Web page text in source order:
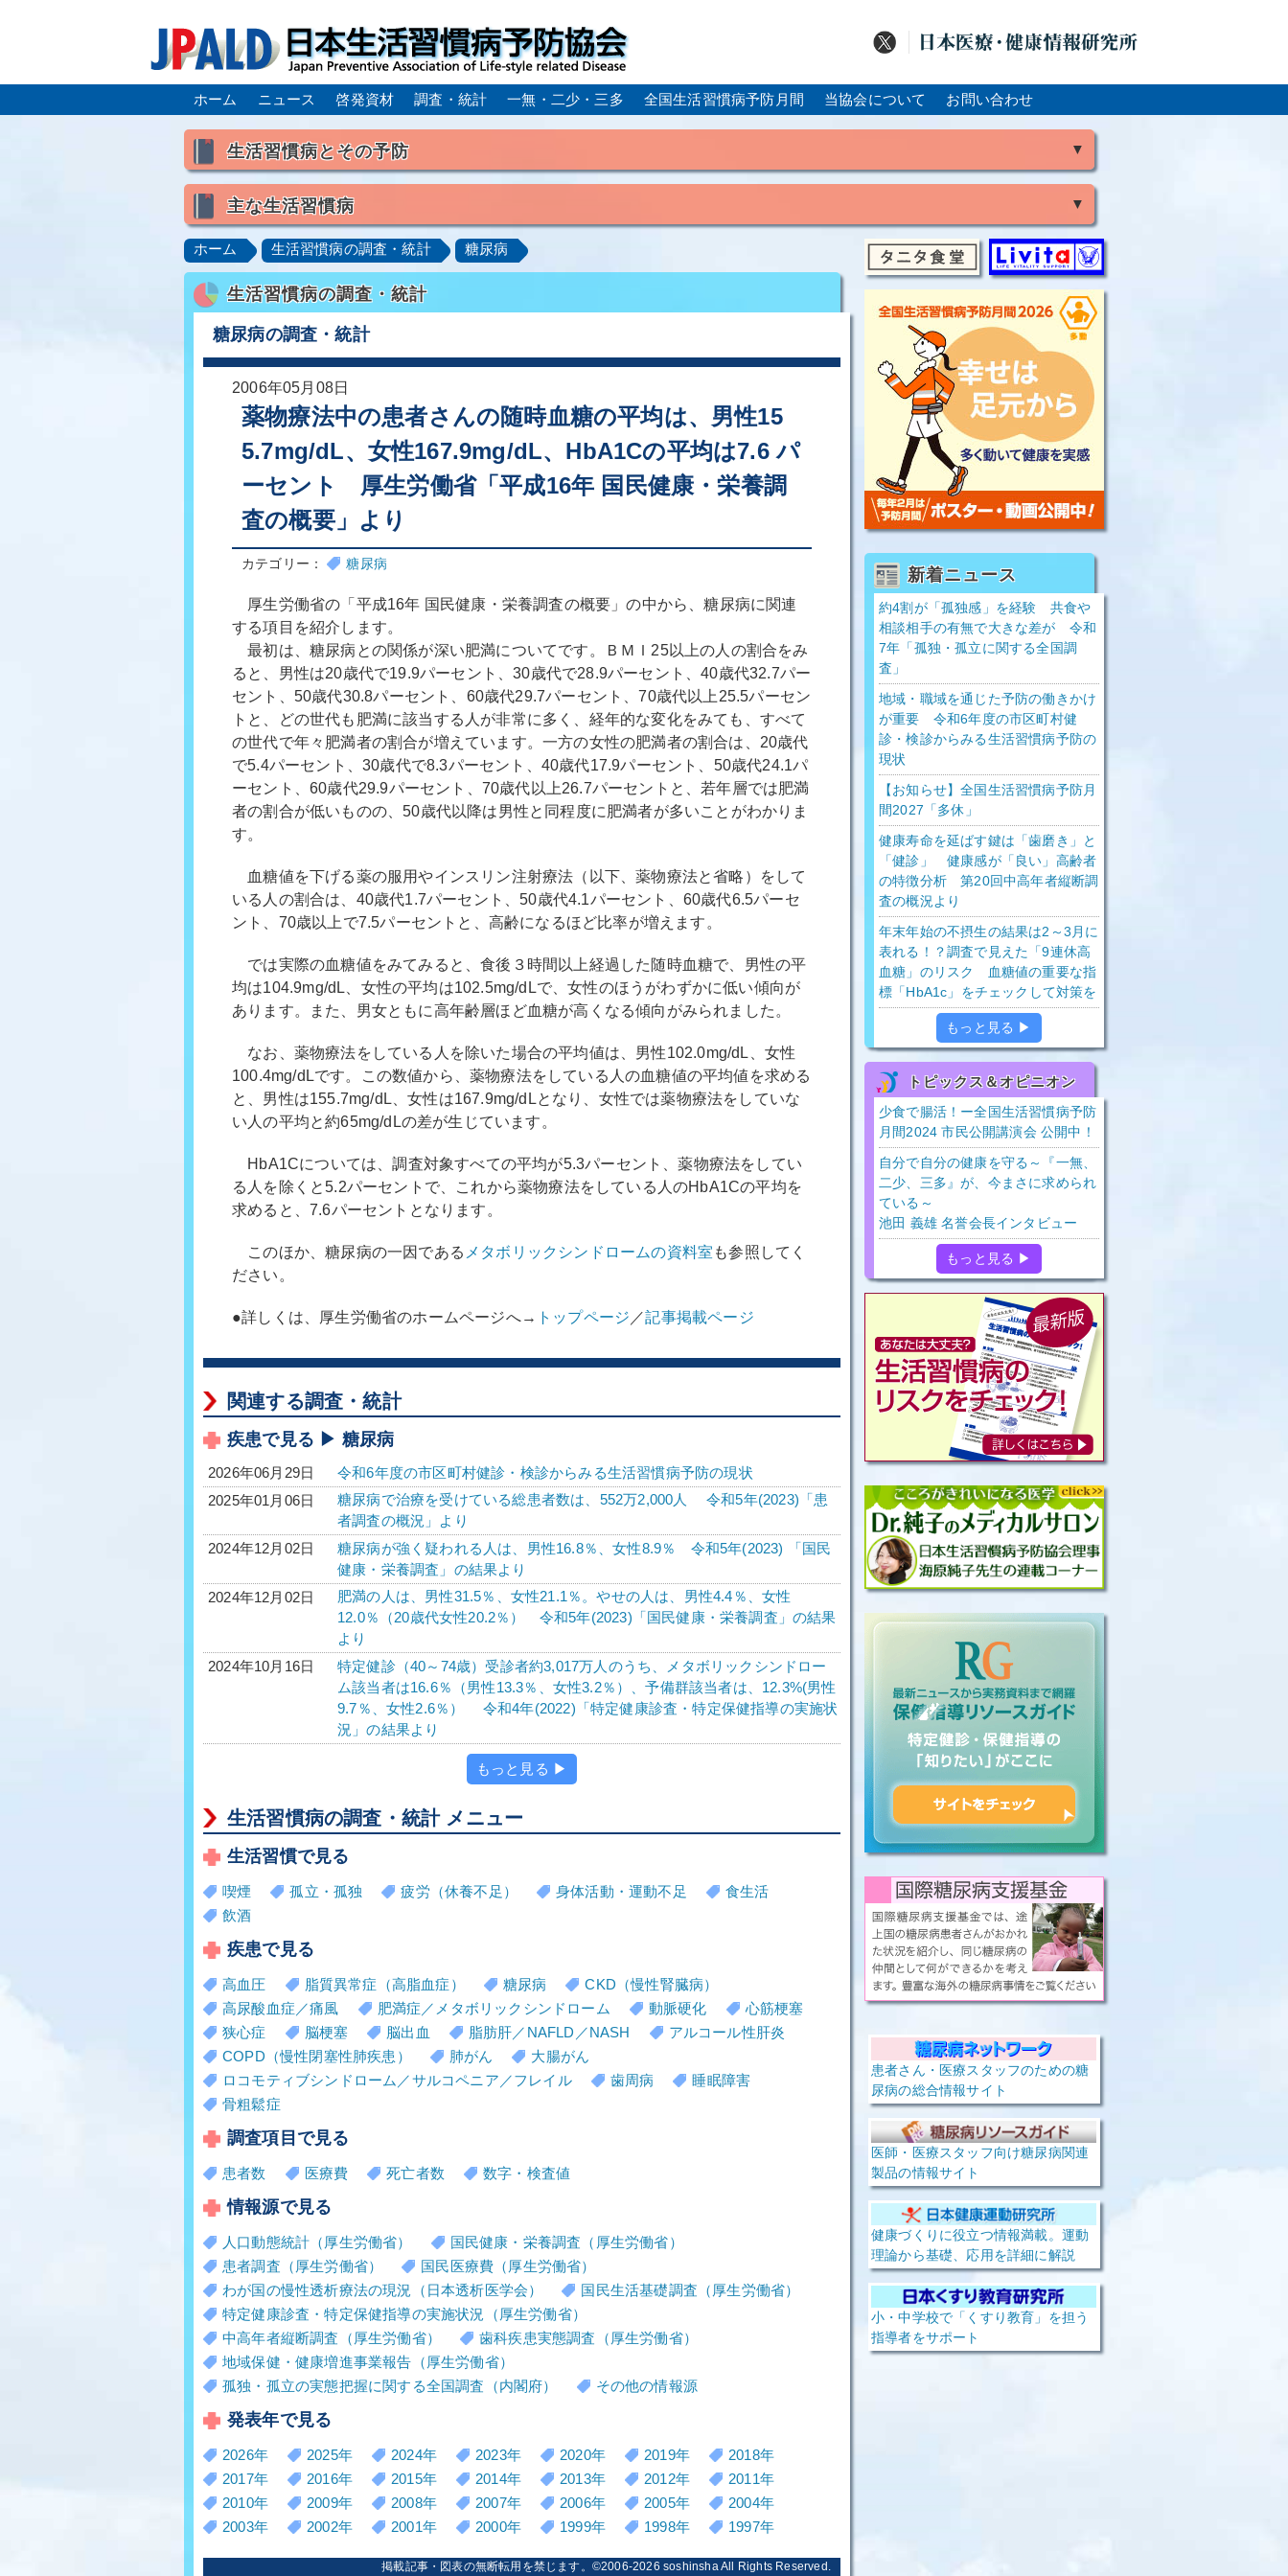
ホーム ニュース 啓発資材 調査・統計 一無・二少・三多 全国生活習慣病予防月間 当協会について お問い合わせ
▼
生活習慣病とその予防
喫煙
食生活
▼
主な生活習慣病
高血圧 脂質異常症（高脂血症） 糖尿病
高尿酸血症／痛風
肥満症／メタボリックシンドローム
動脈硬化 心筋梗塞 狭心症 脳梗塞
脳出血
脂肪肝／NAFLD／NASH
アルコール肝疾患 大腸がん
骨粗鬆症
ロコモティブシンドローム／サルコペニア／フレイル
歯周病
ホーム 生活習慣病の調査・統計 糖尿病
生活習慣病の調査・統計
糖尿病の調査・統計
2006年05月08日
薬物療法中の患者さんの随時血糖の平均は、男性15
5.7mg/dL、女性167.9mg/dL、HbA1Cの平均は7.6 パ
ーセント 厚生労働省「平成16年 国民健康・栄養調
査の概要」より
カテゴリー： 糖尿病
厚生労働省の「平成16年 国民健康・栄養調査の概要」の中から、糖尿病に関連
する項目を紹介します。
最初は、糖尿病との関係が深い肥満についてです。ＢＭＩ25以上の人の割合をみ
ると、男性は20歳代で19.9パーセント、30歳代で28.9パーセント、40歳代32.7パー
セント、50歳代30.8パーセント、60歳代29.7パーセント、70歳代以上25.5パーセン
トと、どの世代も肥満に該当する人が非常に多く、経年的な変化をみても、すべて
の世代で年々肥満者の割合が増えています。一方の女性の肥満者の割合は、20歳代
で5.4パーセント、30歳代で8.3パーセント、40歳代17.9パーセント、50歳代24.1パ
ーセント、60歳代29.9パーセント、70歳代以上26.7パーセントと、若年層では肥満
者の割合が低いものの、50歳代以降は男性と同程度に肥満者が多いことがわかりま
す。
血糖値を下げる薬の服用やインスリン注射療法（以下、薬物療法と省略）をして
いる人の割合は、40歳代1.7パーセント、50歳代4.1パーセント、60歳代6.5パーセ
ント、70歳以上で7.5パーセントと、高齢になるほど比率が増えます。
では実際の血糖値をみてみると、食後３時間以上経過した随時血糖で、男性の平
均は104.9mg/dL、女性の平均は102.5mg/dLで、女性のほうがわずかに低い傾向が
あります。また、男女ともに高年齢層ほど血糖が高くなる傾向がみられました。
なお、薬物療法をしている人を除いた場合の平均値は、男性102.0mg/dL、女性
100.4mg/dLです。この数値から、薬物療法をしている人の血糖値の平均値を求める
と、男性は155.7mg/dL、女性は167.9mg/dLとなり、女性では薬物療法をしていな
い人の平均と約65mg/dLの差が生じています。
HbA1Cについては、調査対象すべての平均が5.3パーセント、薬物療法をしてい
る人を除くと5.2パーセントで、これから薬物療法をしている人のHbA1Cの平均を
求めると、7.6パーセントとなります。
このほか、糖尿病の一因である メタボリックシンドロームの資料室 も参照してく
ださい。
●詳しくは、厚生労働省のホームページへ→ トップページ ／記事掲載ページ
関連する調査・統計
疾患で見る ▶ 糖尿病
2026年06月29日
令和6年度の市区町村健診・検診からみる生活習慣病予防の現状
2025年01月06日
糖尿病で治療を受けている総患者数は、552万2,000人 令和5年(2023)「患
者調査の概況」より
2024年12月02日
糖尿病が強く疑われる人は、男性16.8％、女性8.9％ 令和5年(2023) 「国民
健康・栄養調査」の結果より
2024年12月02日
肥満の人は、男性31.5％、女性21.1％。やせの人は、男性4.4％、女性
12.0％（20歳代女性20.2％） 令和5年(2023)「国民健康・栄養調査」の結果
より
2024年10月16日
特定健診（40～74歳）受診者約3,017万人のうち、メタボリックシンドロー
ム該当者は16.6％（男性13.3％、女性3.2％）、予備群該当者は、12.3%(男性
9.7％、女性2.6％） 令和4年(2022)「特定健康診査・特定保健指導の実施状
況」の結果より
もっと見る ▶
生活習慣病の調査・統計 メニュー
生活習慣で見る
喫煙 孤立・孤独 疲労（休養不足） 身体活動・運動不足
食生活
飲酒
疾患で見る
高血圧 脂質異常症（高脂血症） 糖尿病
CKD（慢性腎臓病）
高尿酸血症／痛風
肥満症／メタボリックシンドローム 動脈硬化
心筋梗塞
狭心症
脳梗塞 脳出血 脂肪肝／NAFLD／NASH
アルコール性肝炎
COPD（慢性閉塞性肺疾患）
肺がん
大腸がん
ロコモティブシンドローム／サルコペニア／フレイル
歯周病
睡眠障害
骨粗鬆症
調査項目で見る
患者数 医療費 死亡者数 数字・検査値
情報源で見る
人口動態統計（厚生労働省）
国民健康・栄養調査（厚生労働省）
患者調査（厚生労働省）
国民医療費（厚生労働省）
わが国の慢性透析療法の現況（日本透析医学会）
国民生活基礎調査（厚生労働省）
特定健康診査・特定保健指導の実施状況（厚生労働省）
中高年者縦断調査（厚生労働省）
歯科疾患実態調査（厚生労働省）
地域保健・健康増進事業報告（厚生労働省）
孤独・孤立の実態把握に関する全国調査（内閣府）
その他の情報源
発表年で見る
2026年 2025年 2024年 2023年 2020年 2019年
2018年
2017年
2016年 2015年 2014年 2013年 2012年
2011年
2010年
2009年 2008年 2007年 2006年 2005年
2004年
2003年
2002年 2001年 2000年 1999年 1998年 1997年
掲載記事・図表の無断転用を禁じます。©2006-2026 soshinsha All Rights Reserved.
新着ニュース
約4割が「孤独感」を経験 共食や
相談相手の有無で大きな差が 令和
7年「孤独・孤立に関する全国調
査」
地域・職域を通じた予防の働きかけ
が重要 令和6年度の市区町村健
診・検診からみる生活習慣病予防の
現状
【お知らせ】全国生活習慣病予防月
間2027「多休」
健康寿命を延ばす鍵は「歯磨き」と
「健診」 健康感が「良い」高齢者
の特徴分析 第20回中高年者縦断調
査の概況より
年末年始の不摂生の結果は2～3月に
表れる！？調査で見えた「9連休高
血糖」のリスク 血糖値の重要な指
標「HbA1c」をチェックして対策を
もっと見る ▶
トピックス＆オピニオン
少食で腸活！ー全国生活習慣病予防
月間2024 市民公開講演会 公開中！
自分で自分の健康を守る～『一無、
二少、三多』が、今まさに求められ
ている～
池田 義雄 名誉会長インタビュー
もっと見る ▶
患者さん・医療スタッフのための糖
尿病の総合情報サイト
医師・医療スタッフ向け糖尿病関連
製品の情報サイト
健康づくりに役立つ情報満載。運動
理論から基礎、応用を詳細に解説
小・中学校で「くすり教育」を担う
指導者をサポート